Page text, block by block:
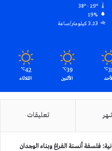
19%
3.23 كيلومتر/ساعة
℃
39
℃
الأثنين
42
℃
الثلاثاء
تعليقات
فلسفة أنسنة الفراغ وبناء الوجدان